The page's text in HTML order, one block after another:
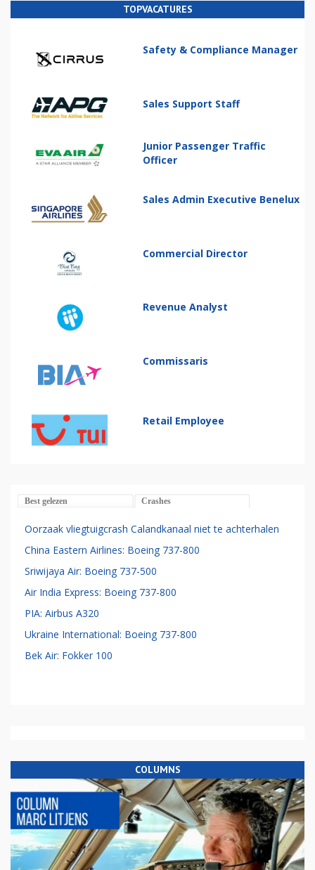
TOPVACATURES
Safety & Compliance Manager
Sales Support Staff
Junior Passenger Traffic
Officer
Sales Admin Executive Benelux
Commercial Director
Revenue Analyst
Commissaris
Retail Employee
Best gelezen Crashes
Oorzaak vliegtuigcrash Calandkanaal niet te achterhalen
China Eastern Airlines: Boeing 737-800
Sriwijaya Air: Boeing 737-500
Air India Express: Boeing 737-800
PIA: Airbus A320
Ukraine International: Boeing 737-800
Bek Air: Fokker 100
COLUMNS